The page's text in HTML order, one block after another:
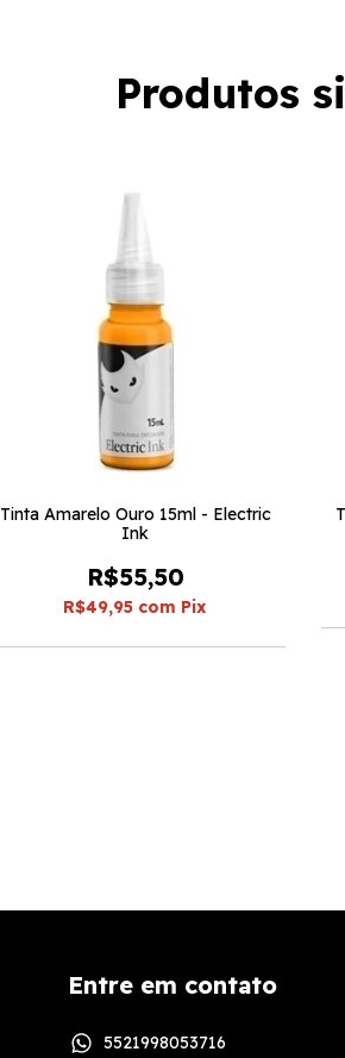
Produtos
Tinta Amarelo Ouro 15ml - Electric
Ink
R$55,50
R$49,95 com Pix
Entre em contato
5521998053716